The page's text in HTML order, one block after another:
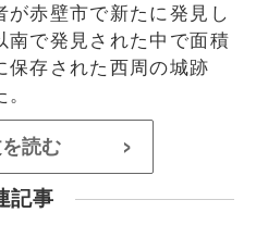
赤壁市で新たに発見し
南で発見された中で面積
保存された西周の城跡
読む >
記事